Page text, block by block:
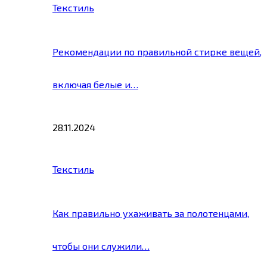
Текстиль
Рекомендации по правильной стирке вещей,
включая белые и…
28.11.2024
Текстиль
Как правильно ухаживать за полотенцами,
чтобы они служили…